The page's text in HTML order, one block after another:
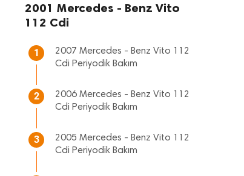
2001 Mercedes - Benz Vito
112 Cdi
1
2007 Mercedes - Benz Vito 112
Cdi Periyodik Bakım
2
2006 Mercedes - Benz Vito 112
Cdi Periyodik Bakım
3
2005 Mercedes - Benz Vito 112
Cdi Periyodik Bakım